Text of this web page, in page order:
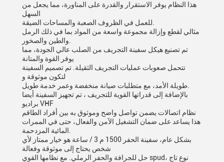
هذا النظام يوفر الاستقرار والقدرة على المناورة، مما يجعل من
السهل
مثالي لقطع وإزالة مجموعة واسعة من المواد بما في ذلك الرمل
تم تصنيع هيكل سفينة التجريف من الصلب عالي الجودة، مما
يوفر القوة والمتانة
تتحمل صعوبات عمليات التجريف الثقيلة. تم تصميم السفينة
لتكون موثوقة و
بالإضافة إلى قدراتها القوية للتجريف ، تم تجهيز السفينة أيضا
براديو VHF
نظام اتصالات يضمن تواصل واضح وموثوق به بين أفراد الطاقم
هذا يساعد على ضمان التشغيل الآمن والفعال، حتى في الممرات
بشكل عام، سفينة الحفر 1500 م 3 / ساعة هو خيار ممتاز لأي
شخص يحتاج إلى موثوقة وفعالة
حل للجرافة والحفر الرملي. مع نظامها القوي spud، نوع تاج